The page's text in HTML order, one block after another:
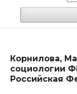
Корнилова,
социологии
Российская